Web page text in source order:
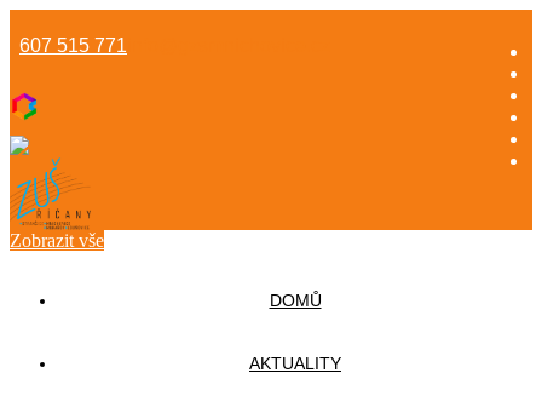
607 515 771
Zobrazit vše
DOMŮ
AKTUALITY